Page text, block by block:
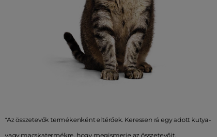
*Az összetevők termékenként eltérőek. Keressen rá egy adott kutya-
vagy macskatermékre, hogy megismerje az összetevőit.